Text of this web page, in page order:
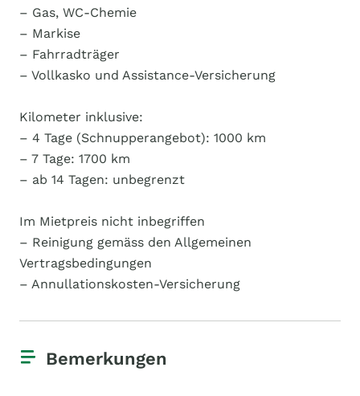
– Gas, WC-Chemie
– Markise
– Fahrradträger
– Vollkasko und Assistance-Versicherung
Kilometer inklusive:
– 4 Tage (Schnupperangebot): 1000 km
– 7 Tage: 1700 km
– ab 14 Tagen: unbegrenzt
Im Mietpreis nicht inbegriffen
– Reinigung gemäss den Allgemeinen
Vertragsbedingungen
– Annullationskosten-Versicherung
Bemerkungen